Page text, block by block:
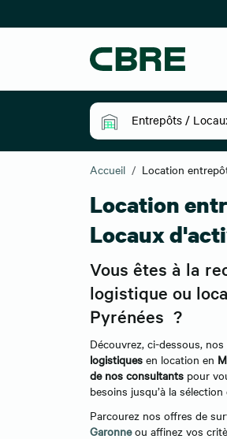
Entrepôts /
Accueil Location
Location
Locaux
Vous êtes à la
logistique ou
Pyrénées ?
Découvrez, ci-dessous,
logistiques en location en
de nos consultants pour
besoins jusqu’à la sélection
Parcourez nos offres de
Garonneou affinez vos